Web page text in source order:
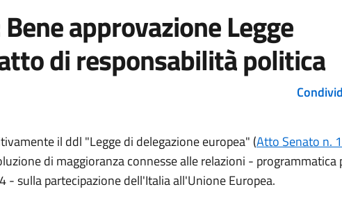
approvazione Legge
di responsabilità politica
il ddl "Legge di delegazione europea" (Atto Senato n.
di maggioranza connesse alle relazioni - programmatica
- sulla partecipazione dell'Italia all'Unione Europea.